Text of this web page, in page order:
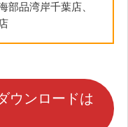
部品湾岸千葉店、
ウンロードは